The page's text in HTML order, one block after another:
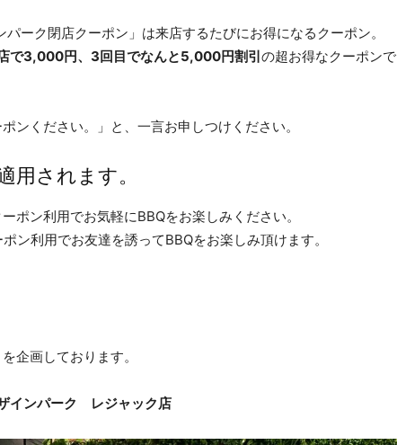
ーク閉店クーポン」は来店するたびにお得になるクーポン。
で3,000円、3回目でなんと5,000円割引の超お得なクーポンで
ンください。」と、一言お申しつけください。
用されます。
ポン利用でお気軽にBBQをお楽しみください。
ン利用でお友達を誘ってBBQをお楽しみ頂けます。
企画しております。
インパーク レジャック店